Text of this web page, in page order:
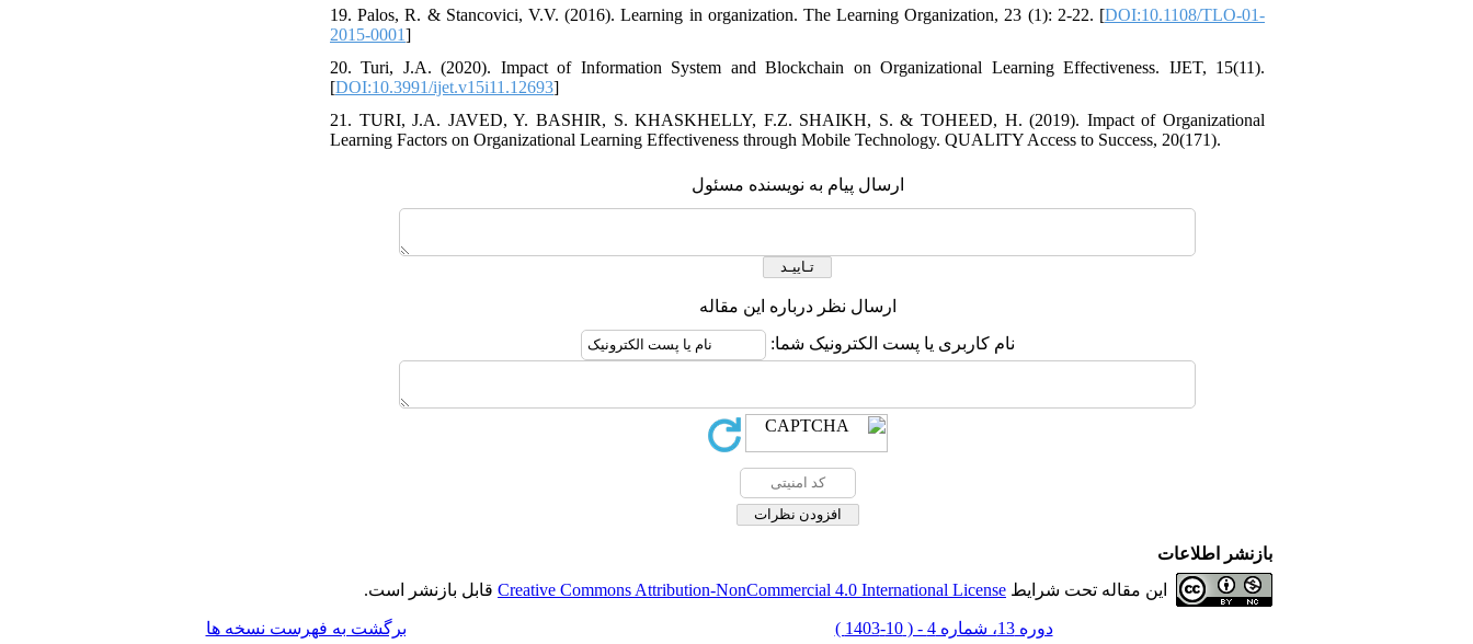
19. Palos, R. & Stancovici, V.V. (2016). Learning in organization. The Learning Organization, 23 (1): 2-22. [DOI:10.1108/TLO-01-
2015-0001]
20. Turi, J.A. (2020). Impact of Information System and Blockchain on Organizational Learning Effectiveness. IJET, 15(11).
[DOI:10.3991/ijet.v15i11.12693]
21. TURI, J.A. JAVED, Y. BASHIR, S. KHASKHELLY, F.Z. SHAIKH, S. & TOHEED, H. (2019). Impact of Organizational
Learning Factors on Organizational Learning Effectiveness through Mobile Technology. QUALITY Access to Success, 20(171).
ارسال پیام به نویسنده مسئول
ارسال نظر درباره این مقاله
نام کاربری یا پست الکترونیک شما:
بازنشر اطلاعات
این مقاله تحت شرایط Creative Commons Attribution-NonCommercial 4.0 International License قابل بازنشر است.
دوره 13، شماره 4 - ( 10-1403 ) برگشت به فهرست نسخه ها